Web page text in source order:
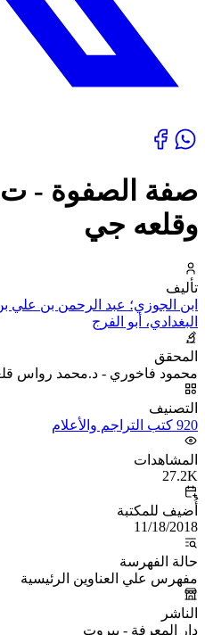
صفة الصفوة -
وقلعه جي
تأليف
ابن الجوزي؛ عبد الرحمن بن
البغدادي، أبو الفرج
المحقق
محمود فاخوري - د.محمد رواس
التصنيف
920 كتب التراجم والأعلام
المشاهدات
27.2K
أُضيف للمكتبة
11/18/2018
حالة الفهرسة
مفهرس علي العناوين الرئيسية
الناشر
دار المعرفة - بيروت